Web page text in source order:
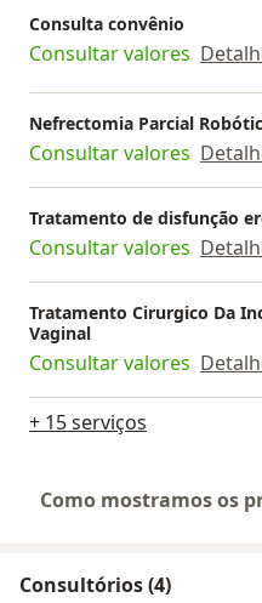
Consulta convênio
Consultar valores
Nefrectomia Parcial
Consultar valores
Tratamento de disfunção
Consultar valores
Tratamento Cirurgico Da
Vaginal
Consultar valores
+ 15 serviços
Como mostramos os
Consultórios (4)